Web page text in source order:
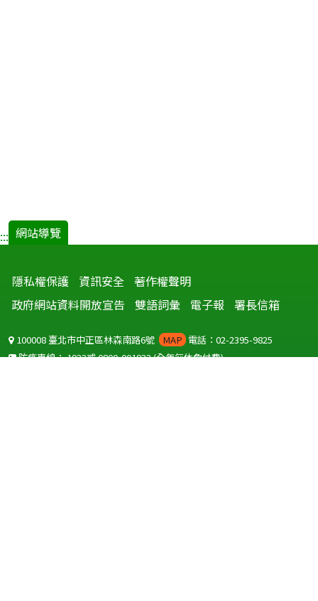
::: 網站導覽
隱私權保護 資訊安全 著作權聲明
政府網站資料開放宣告
雙語詞彙 電子報 署長信箱
100008 臺北市中正區林森南路6號 MAP 電話：02-2395-9825
防疫專線：1922或0800-001922(全年無休免付費)